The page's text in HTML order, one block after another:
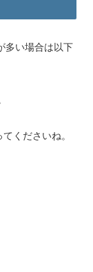
多い場合は以下
くださいね。